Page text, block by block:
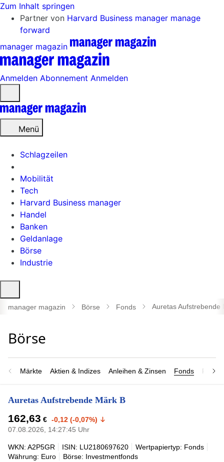
Zum Inhalt springen
Partner von Harvard Business manager manage
forward
manager magazin
Anmelden Abonnement Anmelden
öffnen
Menü
Schlagzeilen
Mobilität
Tech
Harvard Business manager
Handel
Banken
Geldanlage
Börse
Industrie
öffnen
manager magazin Börse Fonds Auretas Aufstrebende
Märkte Aktien & Indizes Anleihen & Zinsen Fonds
Auretas Aufstrebende Märk B
162,63 € -0,12 (-0,07%)
07.08.2026, 14:27:45 Uhr
WKN: A2P5GR ISIN: LU2180697620
Wertpapiertyp: Fonds
Währung: Euro
Börse: Investmentfonds